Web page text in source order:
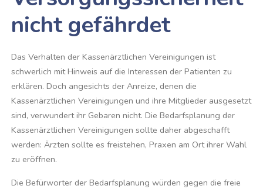
nicht gefährdet
Das Verhalten der Kassenärztlichen Vereinigungen ist
schwerlich mit Hinweis auf die Interessen der Patienten zu
erklären. Doch angesichts der Anreize, denen die
Kassenärztlichen Vereinigungen und ihre Mitglieder ausgesetzt
sind, verwundert ihr Gebaren nicht. Die Bedarfsplanung der
Kassenärztlichen Vereinigungen sollte daher abgeschafft
werden: Ärzten sollte es freistehen, Praxen am Ort ihrer Wahl
zu eröffnen.
Die Befürworter der Bedarfsplanung würden gegen die freie